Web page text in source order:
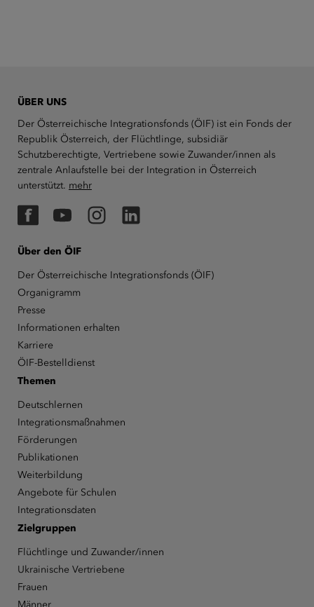
ÜBER UNS
Der Österreichische Integrationsfonds (ÖIF) ist ein Fonds der
Republik Österreich, der Flüchtlinge, subsidiär
Schutzberechtigte, Vertriebene sowie Zuwander/innen als
zentrale Anlaufstelle bei der Integration in Österreich
unterstützt. mehr
FacebookYouTubeInstagramLinkedIn
Über den ÖIF
Der Österreichische Integrationsfonds (ÖIF)
Organigramm
Presse
Informationen erhalten
Karriere
ÖIF-Bestelldienst
Themen
Deutschlernen
Integrationsmaßnahmen
Förderungen
Publikationen
Weiterbildung
Angebote für Schulen
Integrationsdaten
Zielgruppen
Flüchtlinge und Zuwander/innen
Ukrainische Vertriebene
Frauen